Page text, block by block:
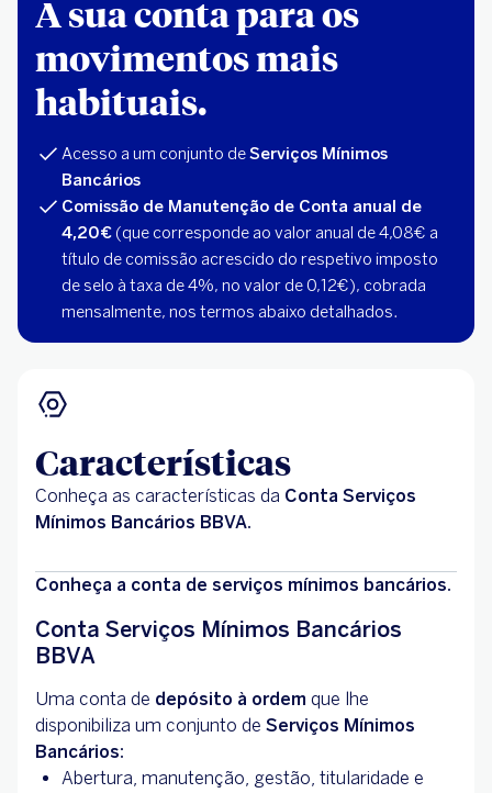
A sua conta para os
movimentos mais
habituais.
Acesso a um conjunto deServiços Mínimos
Bancários
Comissão de Manutenção de Conta anual de
4,20€ (que corresponde ao valor anual de 4,08€ a
título de comissão acrescido do respetivo imposto
de selo à taxa de 4%, no valor de 0,12€), cobrada
mensalmente, nos termos abaixo detalhados.
Características
Conheça as características da Conta Serviços
Mínimos Bancários BBVA.
Conheça a conta de serviços mínimos bancários.
Conta Serviços Mínimos Bancários
BBVA
Uma conta de depósito à ordem que lhe
disponibiliza um conjunto de Serviços Mínimos
Bancários:
Abertura, manutenção, gestão, titularidade e